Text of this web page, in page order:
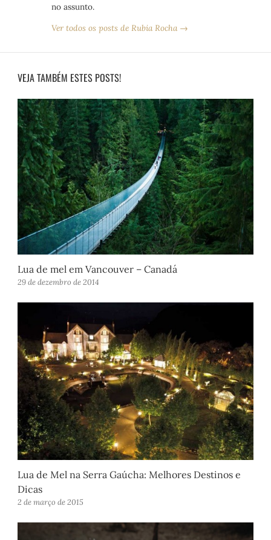
no assunto.
Ver todos os posts de Rubia Rocha →
VEJA TAMBÉM ESTES POSTS!
Lua de mel em Vancouver – Canadá
29 de dezembro de 2014
Lua de Mel na Serra Gaúcha: Melhores Destinos e
Dicas
2 de março de 2015